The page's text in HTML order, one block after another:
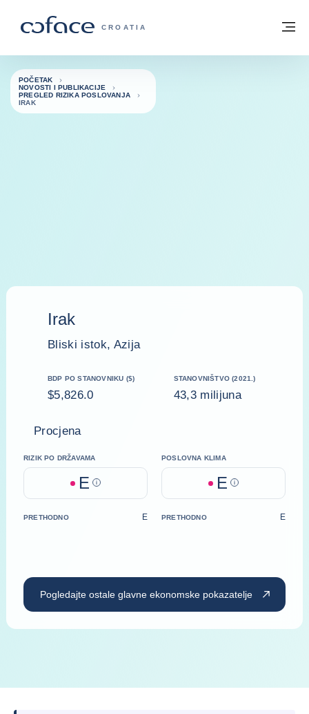
COFACE FOR TRADE - POČETNA
CROATIA
Povratak na početnu stranicu
POČETAK
NOVOSTI I PUBLIKACIJE
PREGLED RIZIKA POSLOVANJA
IRAK
Irak
Bliski istok, Azija
BDP PO STANOVNIKU ($)
$5,826.0
STANOVNIŠTVO (2021.)
43,3 milijuna
Procjena
RIZIK PO DRŽAVAMA
E Help
POSLOVNA KLIMA
E Help
PRETHODNO E PRETHODNO E
Pogledajte ostale glavne ekonomske pokazatelje